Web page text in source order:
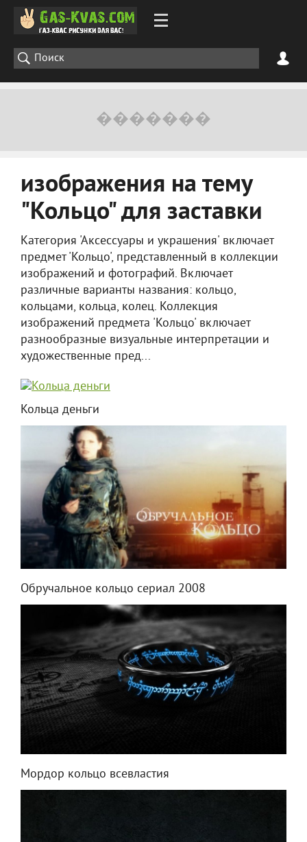
изображения на тему
"Кольцо" для заставки
Категория 'Аксессуары и украшения' включает
предмет 'Кольцо', представленный в коллекции
изображений и фотографий. Включает
различные варианты названия: кольцо,
кольцами, кольца, колец. Коллекция
изображений предмета 'Кольцо' включает
разнообразные визуальные интерпретации и
художественные пред...
Кольца деньги
Обручальное кольцо сериал 2008
Мордор кольцо всевластия